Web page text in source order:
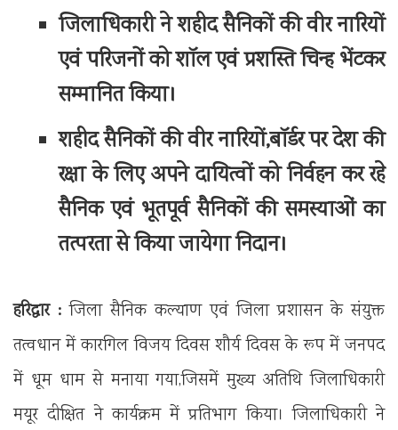
जिलाधिकारी ने शहीद सैनिकों की वीर नारियों
एवं परिजनों को शॉल एवं प्रशस्ति चिन्ह भेंटकर
सम्मानित किया।
शहीद सैनिकों की वीर नारियों,बॉर्डर पर देश की
रक्षा के लिए अपने दायित्वों को निर्वहन कर रहे
सैनिक एवं भूतपूर्व सैनिकों की समस्याओं का
तत्परता से किया जायेगा निदान।
हरिद्वार : जिला सैनिक कल्याण एवं जिला प्रशासन के संयुक्त
तत्वधान में कारगिल विजय दिवस शौर्य दिवस के रूप में जनपद
में धूम धाम से मनाया गया,जिसमें मुख्य अतिथि जिलाधिकारी
मयूर दीक्षित ने कार्यक्रम में प्रतिभाग किया। जिलाधिकारी ने